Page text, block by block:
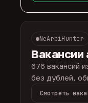
NeArbiHunter
Вакансии
676 вакансий
без дублей,
Смотреть